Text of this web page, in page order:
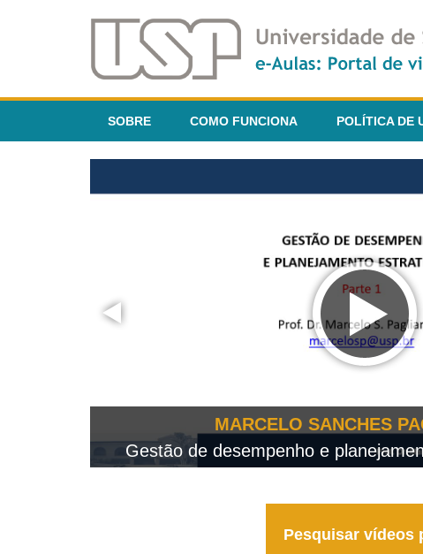
SOBRE COMO FUNCIONA POLÍTICA DE
MARCELO SANCHES
Gestão de desempenho e
Pesquisar vídeos